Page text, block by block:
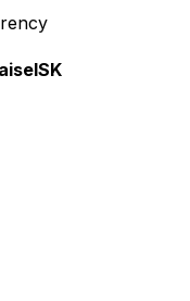
ISK